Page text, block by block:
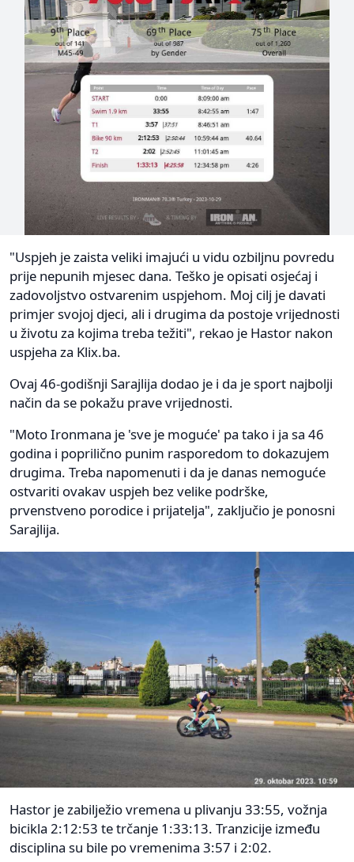
"Uspjeh je zaista veliki imajući u vidu ozbiljnu povredu
prije nepunih mjesec dana. Teško je opisati osjećaj i
zadovoljstvo ostvarenim uspjehom. Moj cilj je davati
primjer svojoj djeci, ali i drugima da postoje vrijednosti
u životu za kojima treba težiti", rekao je Hastor nakon
uspjeha za Klix.ba.
Ovaj 46-godišnji Sarajlija dodao je i da je sport najbolji
način da se pokažu prave vrijednosti.
"Moto Ironmana je 'sve je moguće' pa tako i ja sa 46
godina i poprilično punim rasporedom to dokazujem
drugima. Treba napomenuti i da je danas nemoguće
ostvariti ovakav uspjeh bez velike podrške,
prvenstveno porodice i prijatelja", zaključio je ponosni
Sarajlija.
Hastor je zabilježio vremena u plivanju 33:55, vožnja
bicikla 2:12:53 te trčanje 1:33:13. Tranzicije između
disciplina su bile po vremenima 3:57 i 2:02.